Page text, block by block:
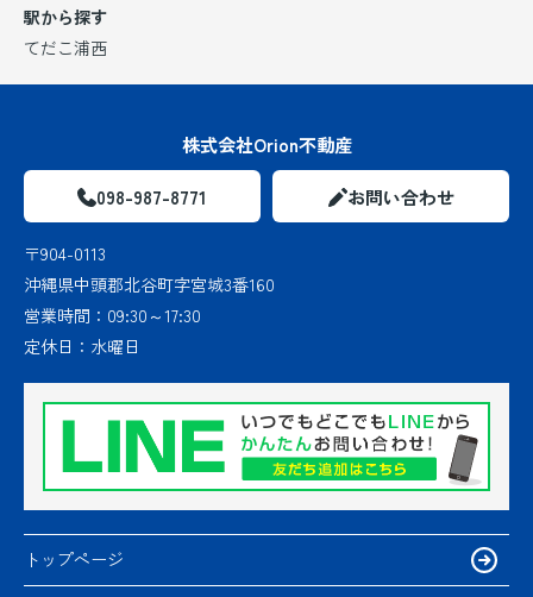
駅から探す
てだこ浦西
株式会社Orion不動産
098-987-8771 お問い合わせ
〒904-0113
沖縄県中頭郡北谷町字宮城3番160
営業時間： 09:30～17:30
定休日： 水曜日
トップページ